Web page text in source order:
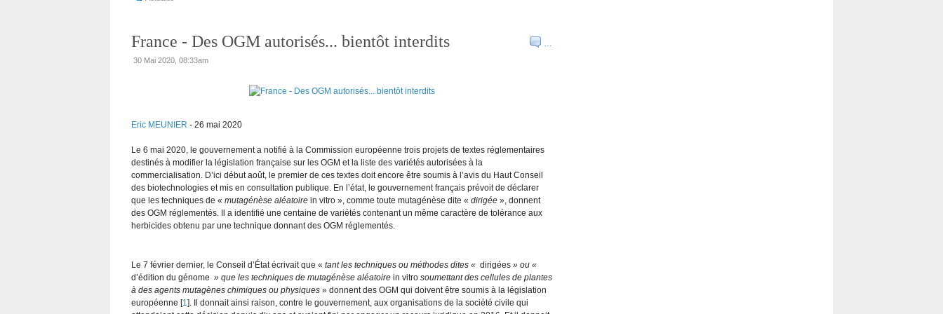
…
France - Des OGM autorisés... bientôt interdits
30 Mai 2020, 08:33am
Eric MEUNIER - 26 mai 2020
Le 6 mai 2020, le gouvernement a notifié à la Commission européenne trois projets de textes réglementaires
destinés à modifier la législation française sur les OGM et la liste des variétés autorisées à la
commercialisation. D’ici début août, le premier de ces textes doit encore être soumis à l’avis du Haut Conseil
des biotechnologies et mis en consultation publique. En l’état, le gouvernement français prévoit de déclarer
que les techniques de « mutagénèse aléatoire in vitro », comme toute mutagénèse dite « dirigée », donnent
des OGM réglementés. Il a identifié une centaine de variétés contenant un même caractère de tolérance aux
herbicides obtenu par une technique donnant des OGM réglementés.
Le 7 février dernier, le Conseil d’État écrivait que « tant les techniques ou méthodes dites « dirigées » ou «
d’édition du génome » que les techniques de mutagénèse aléatoire in vitro soumettant des cellules de plantes
à des agents mutagènes chimiques ou physiques » donnent des OGM qui doivent être soumis à la législation
européenne [1]. Il donnait ainsi raison, contre le gouvernement, aux organisations de la société civile qui